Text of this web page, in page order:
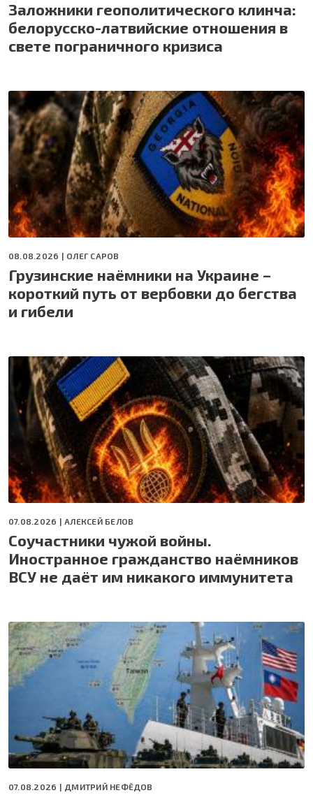
Заложники геополитического клинча:
белорусско-латвийские отношения в
свете пограничного кризиса
08.08.2026 | ОЛЕГ САРОВ
Грузинские наёмники на Украине –
короткий путь от вербовки до бегства
и гибели
07.08.2026 | АЛЕКСЕЙ БЕЛОВ
Соучастники чужой войны.
Иностранное гражданство наёмников
ВСУ не даёт им никакого иммунитета
07.08.2026 | ДМИТРИЙ НЕФЁДОВ